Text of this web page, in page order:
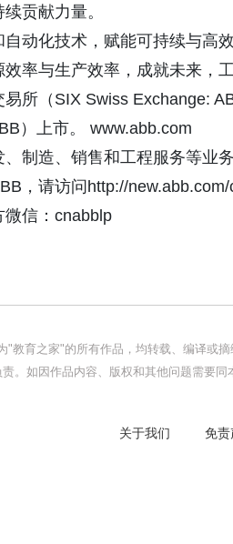
贡献力量。
动化技术，赋能可持续与高
率与生产效率，成就未来，
所（SIX Swiss Exchange:
）上市。 www.abb.com
制造、销售和工程服务等业
，请访问http://
微信：cnabblp
"教育之家"的所有作品，均转载、编译或
。如因作品内容、版权和其他问题需要
关于我们 免责